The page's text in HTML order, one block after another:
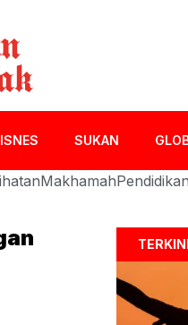
SUKAN
MakhamahPendidikan
TERKINI